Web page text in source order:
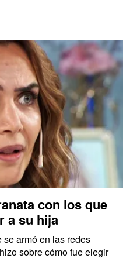
con los que
a su hija
armó en las redes
sobre cómo fue elegir